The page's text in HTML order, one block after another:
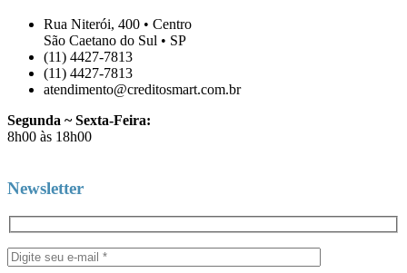
Rua Niterói, 400 • Centro
São Caetano do Sul • SP
(11) 4427-7813
(11) 4427-7813
atendimento@creditosmart.com.br
Segunda ~ Sexta-Feira:
8h00 às 18h00
Newsletter